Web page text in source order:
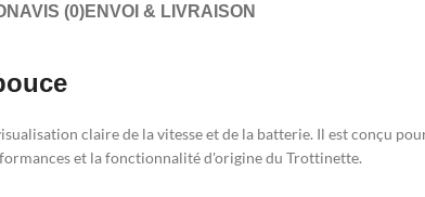
AVIS (0)ENVOI & LIVRAISON
claire de la vitesse et de la batterie. Il est conçu
et la fonctionnalité d'origine du Trottinette.